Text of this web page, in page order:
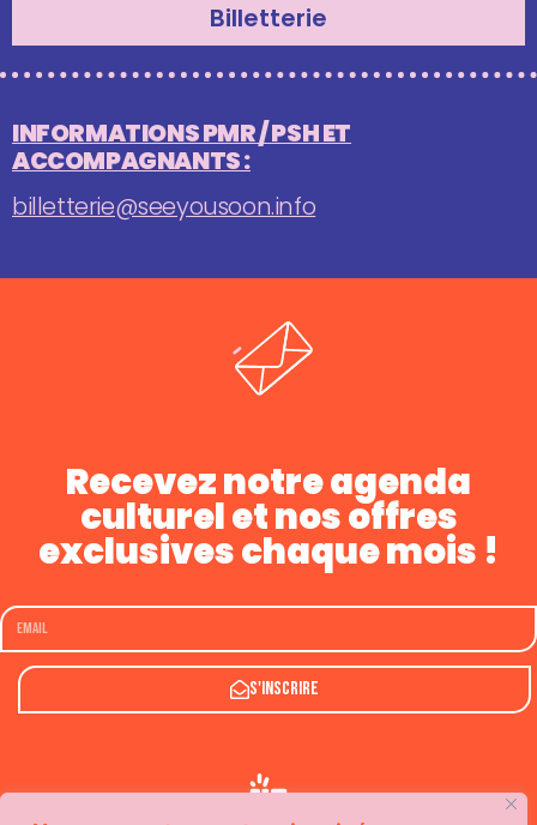
Billetterie
INFORMATIONS PMR / PSH ET
ACCOMPAGNANTS :
billetterie@seeyousoon.info
Recevez notre agenda
culturel et nos offres
exclusives chaque mois !
S'inscrire